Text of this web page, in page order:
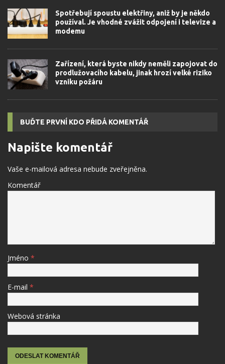
Spotřebují spoustu elektřiny, aniž by je někdo
používal. Je vhodné zvážit odpojení i televize a
modemu
Zařízení, která byste nikdy neměli zapojovat do
prodlužovacího kabelu, jinak hrozí velké riziko
vzniku požáru
BUĎTE PRVNÍ KDO PŘIDÁ KOMENTÁŘ
Napište komentář
Vaše e-mailová adresa nebude zveřejněna.
Komentář
Jméno *
E-mail *
Webová stránka